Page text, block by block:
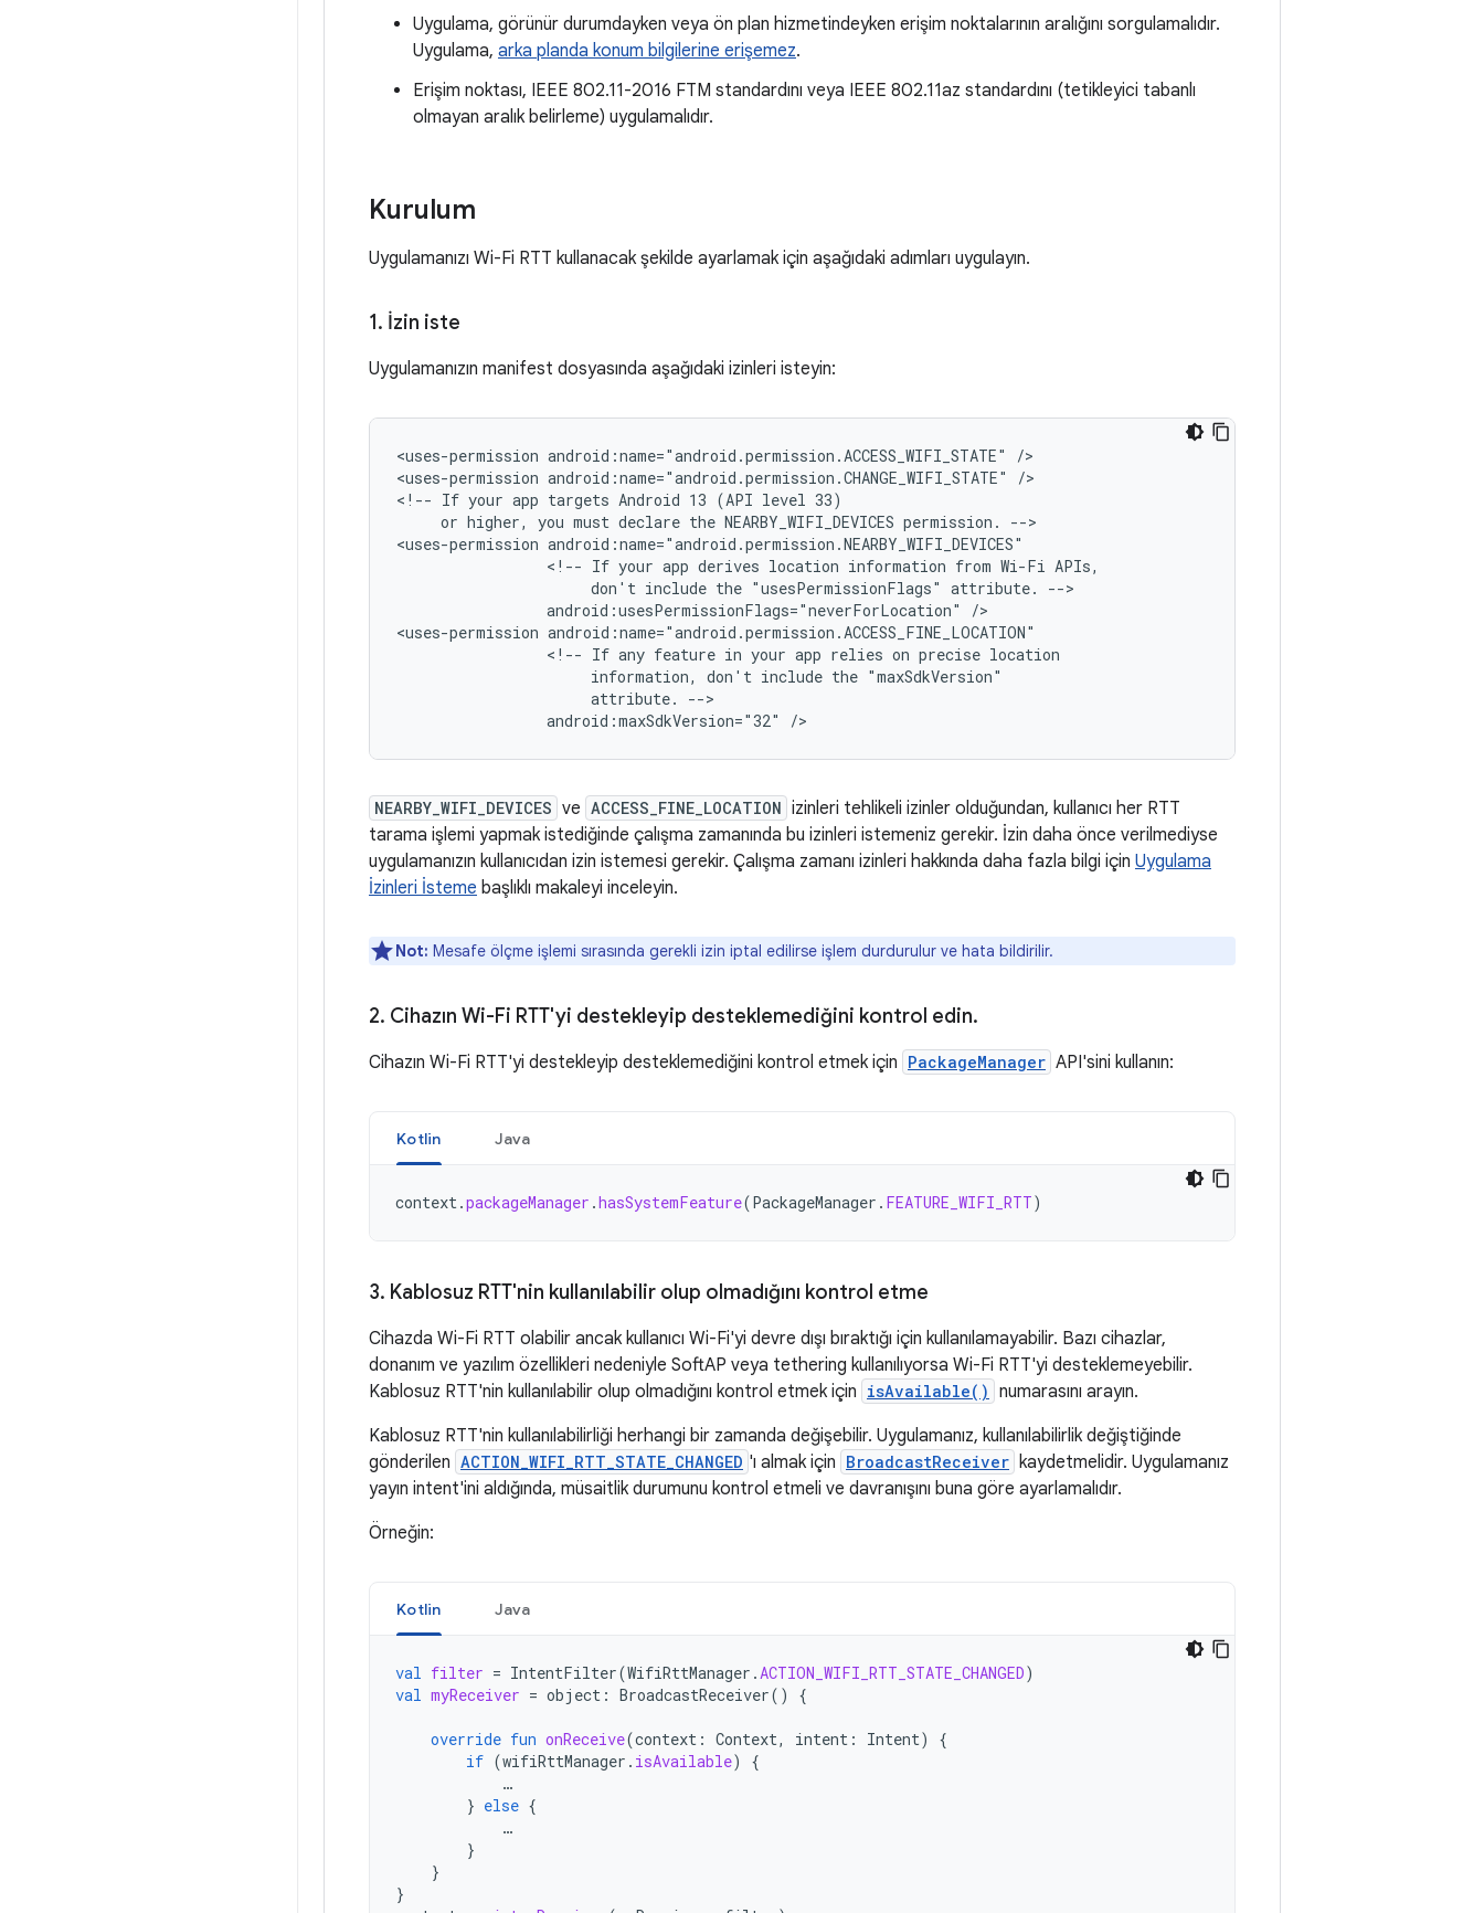
Uygulama, görünür durumdayken veya ön plan hizmetindeyken erişim noktalarının aralığını sorgulamalıdır.
Uygulama, arka planda konum bilgilerine erişemez.
Erişim noktası, IEEE 802.11-2016 FTM standardını veya IEEE 802.11az standardını (tetikleyici tabanlı
olmayan aralık belirleme) uygulamalıdır.
Kurulum
Uygulamanızı Wi-Fi RTT kullanacak şekilde ayarlamak için aşağıdaki adımları uygulayın.
1. İzin iste
Uygulamanızın manifest dosyasında aşağıdaki izinleri isteyin:
<uses-permission android:name="android.permission.ACCESS_WIFI_STATE"
/>
<uses-permission android:name="android.permission.CHANGE_WIFI_STATE"
/>
<!-- If your app targets Android 13 (API
or higher, you must declare the NEARBY_WIFI_DEVICES permission.
-->
<uses-permission
<!-- If your app derives location information from Wi-Fi
don't include the "usesPermissionFlags" attribute.
android:usesPermissionFlags="neverForLocation"
/>
<uses-permission
<!-- If any feature in your app relies on precise
information,
don't include the
attribute.
android:maxSdkVersion="32"
NEARBY_WIFI_DEVICES ve ACCESS_FINE_LOCATION izinleri tehlikeli izinler olduğundan, kullanıcı her RTT
tarama işlemi yapmak istediğinde çalışma zamanında bu izinleri istemeniz gerekir. İzin daha önce verilmediyse
uygulamanızın kullanıcıdan izin istemesi gerekir. Çalışma zamanı izinleri hakkında daha fazla bilgi için Uygulama
İzinleri İsteme başlıklı makaleyi inceleyin.
Not: Mesafe ölçme işlemi sırasında gerekli izin iptal edilirse işlem durdurulur ve hata bildirilir.
2. Cihazın Wi-Fi RTT'yi destekleyip desteklemediğini kontrol edin.
Cihazın Wi-Fi RTT'yi destekleyip desteklemediğini kontrol etmek için PackageManager API'sini kullanın:
Kotlin Java
context.packageManager .hasSystemFeature(PackageManager . FEATURE_WIFI_RTT)
3. Kablosuz RTT'nin kullanılabilir olup olmadığını kontrol etme
Cihazda Wi-Fi RTT olabilir ancak kullanıcı Wi-Fi'yi devre dışı bıraktığı için kullanılamayabilir. Bazı cihazlar,
donanım ve yazılım özellikleri nedeniyle SoftAP veya tethering kullanılıyorsa Wi-Fi RTT'yi desteklemeyebilir.
Kablosuz RTT'nin kullanılabilir olup olmadığını kontrol etmek için isAvailable() numarasını arayın.
Kablosuz RTT'nin kullanılabilirliği herhangi bir zamanda değişebilir. Uygulamanız, kullanılabilirlik değiştiğinde
gönderilen ACTION_WIFI_RTT_STATE_CHANGED 'ı almak için BroadcastReceiver kaydetmelidir. Uygulamanız
yayın intent'ini aldığında, müsaitlik durumunu kontrol etmeli ve davranışını buna göre ayarlamalıdır.
Örneğin:
Kotlin Java
val filter = IntentFilter(WifiRttManager .ACTION_WIFI_RTT_STATE_CHANGED)
val myReceiver = object : BroadcastReceiver() {
override fun onReceive(context : Context, intent : Intent)
{
if (wifiRttManager . isAvailable)
{
…
} else {
…
}
}
}